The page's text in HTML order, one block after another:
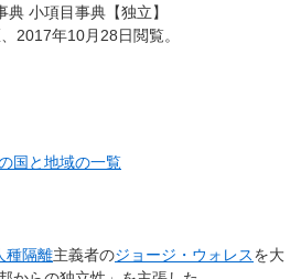
小項目事典【独立】
2017年10月28日閲覧。
国と地域の一覧
種隔離主義者のジョージ・ウォレスを大